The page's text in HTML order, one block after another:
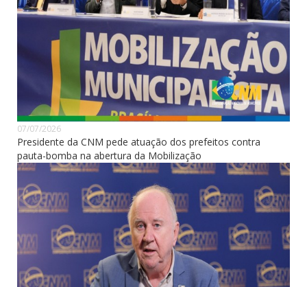
07/07/2026
Presidente da CNM pede atuação dos prefeitos contra
pauta-bomba na abertura da Mobilização